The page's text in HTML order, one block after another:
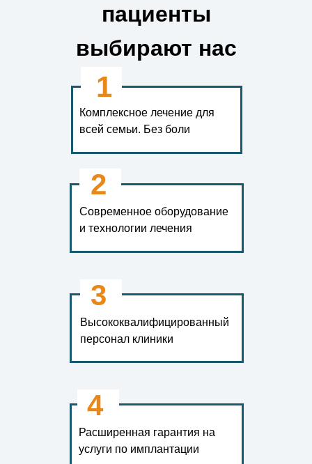
пациенты
выбирают нас
1
2
3
4
Комплексное лечение для
всей семьи. Без боли
Современное оборудование
и технологии лечения
Высококвалифицированный
персонал клиники
Расширенная гарантия на
услуги по имплантации